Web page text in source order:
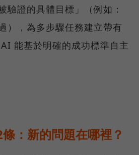
驗證的具體目標」（例如：
），為多步驟任務建立帶有
能基於明確的成功標準自主
：新的問題在哪裡？